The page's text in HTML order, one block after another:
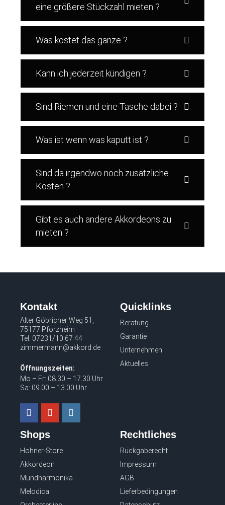
eine größere Stückzahl mieten ?
Was kostet das ganze ?
Kann ich jederzeit kündigen ?
Sind Riemen und eine Tasche dabei ?
Was ist wenn was kaputt ist ?
Sind da irgendwo noch zusätzliche
Kosten ?
Gibt es auch andere Akkordeons zu
mieten ?
Kontakt
Alter Göbricher Weg 51,
75177 Pforzheim
Tel. 07231/10 67 44
zimmermann@akkord.de
Öffnungszeiten:
Mo – Fr: 08.30 – 17.30 Uhr
Sa: 09.00 – 13.00 Uhr
Quicklinks
Beratung
Garantie
Unternehmen
Aktuelles
Shops
Hohner-Store
Akkordeon
Mundharmonika
Melodica
Rechtliches
Rückgaberecht
Impressum
AGB
Lieferbedingungen